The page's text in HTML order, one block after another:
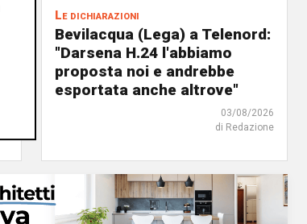
Le dichiarazioni
Bevilacqua (Lega) a Telenord:
"Darsena H.24 l'abbiamo
proposta noi e andrebbe
esportata anche altrove"
03/08/2026
di Redazione